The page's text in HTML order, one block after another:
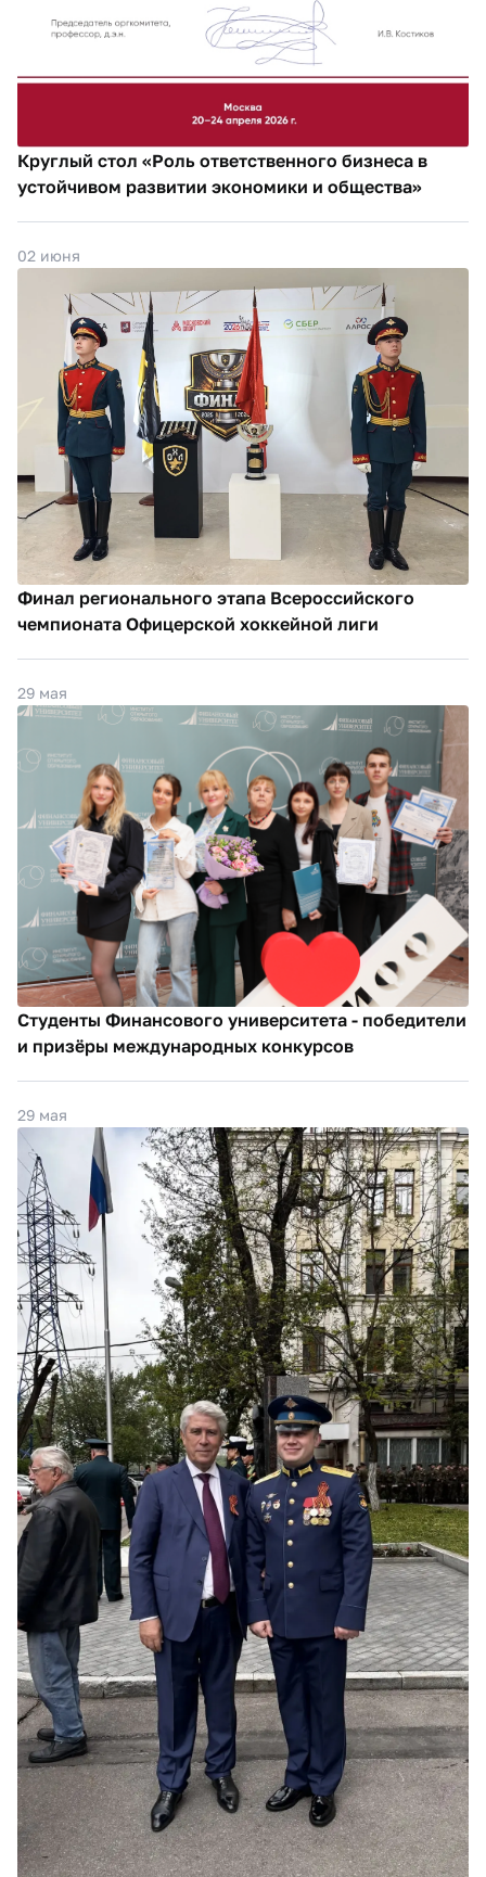
Круглый стол «Роль ответственного бизнеса в
устойчивом развитии экономики и общества»
02 июня
Финал регионального этапа Всероссийского
чемпионата Офицерской хоккейной лиги
29 мая
Студенты Финансового университета - победители
и призёры международных конкурсов
29 мая